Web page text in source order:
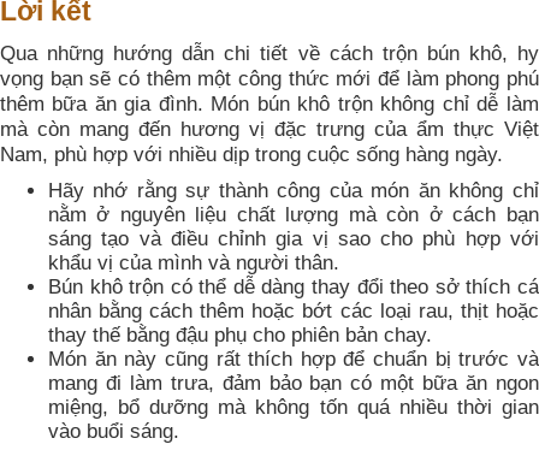
Lời kết
Qua những hướng dẫn chi tiết về cách trộn bún khô, hy
vọng bạn sẽ có thêm một công thức mới để làm phong phú
thêm bữa ăn gia đình. Món bún khô trộn không chỉ dễ làm
mà còn mang đến hương vị đặc trưng của ẩm thực Việt
Nam, phù hợp với nhiều dịp trong cuộc sống hàng ngày.
Hãy nhớ rằng sự thành công của món ăn không chỉ
nằm ở nguyên liệu chất lượng mà còn ở cách bạn
sáng tạo và điều chỉnh gia vị sao cho phù hợp với
khẩu vị của mình và người thân.
Bún khô trộn có thể dễ dàng thay đổi theo sở thích cá
nhân bằng cách thêm hoặc bớt các loại rau, thịt hoặc
thay thế bằng đậu phụ cho phiên bản chay.
Món ăn này cũng rất thích hợp để chuẩn bị trước và
mang đi làm trưa, đảm bảo bạn có một bữa ăn ngon
miệng, bổ dưỡng mà không tốn quá nhiều thời gian
vào buổi sáng.